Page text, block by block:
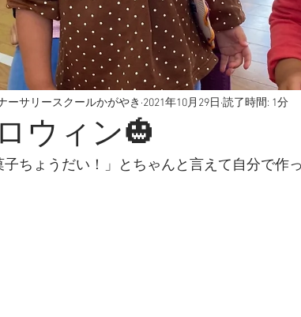
ウィン🎃
ーサリースクールかがやき 2021年10月29日 読了時間: 1分
子ちょうだい！」とちゃんと言えて自分で作